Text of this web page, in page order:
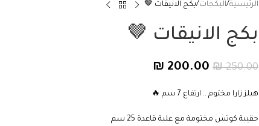
الرئيسية البكجات بكج الانيقات 🤎
بكج الانيقات 🤎
₪250.00
₪ 200.00
هيلز زارا مختوم .. ارتفاع 7 سم 🔥
حقيبة كوتش مختومة مع علبة قاعدة 25 سم